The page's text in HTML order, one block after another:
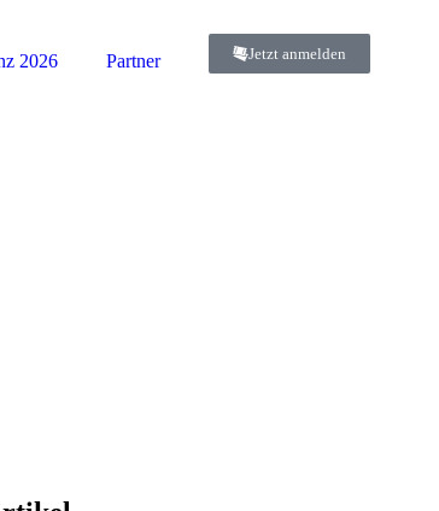
2026 Partner Jetzt anmelden